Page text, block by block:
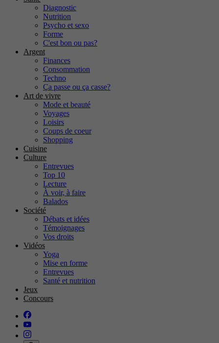
Diagnostic
Nutrition
Psycho et sexo
Forme
C'est bon ou pas?
Argent
Finances
Consommation
Techno
Ça passe ou ça casse?
Art de vivre
Mode et beauté
Voyages
Loisirs
Coups de coeur
Shopping
Cuisine
Culture
Entrevues
Top 10
Lecture
À voir, à faire
Balados
Société
Débats et idées
Témoignages
Vos droits
Vidéos
Yoga
Mise en forme
Entrevues
Santé et nutrition
Jeux
Concours